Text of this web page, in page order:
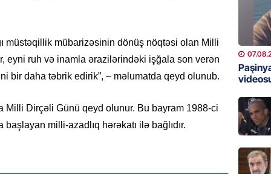
müstəqillik mübarizəsinin dönüş nöqtəsi olan Milli
eyni ruh və inamla ərazilərindəki işğala son verən
bir daha təbrik edirik”, – məlumatda qeyd olunub.
Milli Dirçəli Günü qeyd olunur. Bu bayram 1988-ci
milli-azadlıq hərəkatı ilə bağlıdır.
İran
katib
Şəhid
üçün
GÜNDƏM